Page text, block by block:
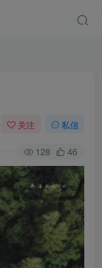
关注 私信
128 46